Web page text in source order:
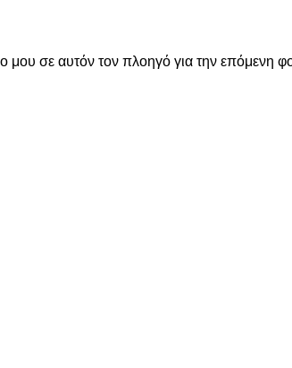
μου σε αυτόν τον πλοηγό για την επόμενη